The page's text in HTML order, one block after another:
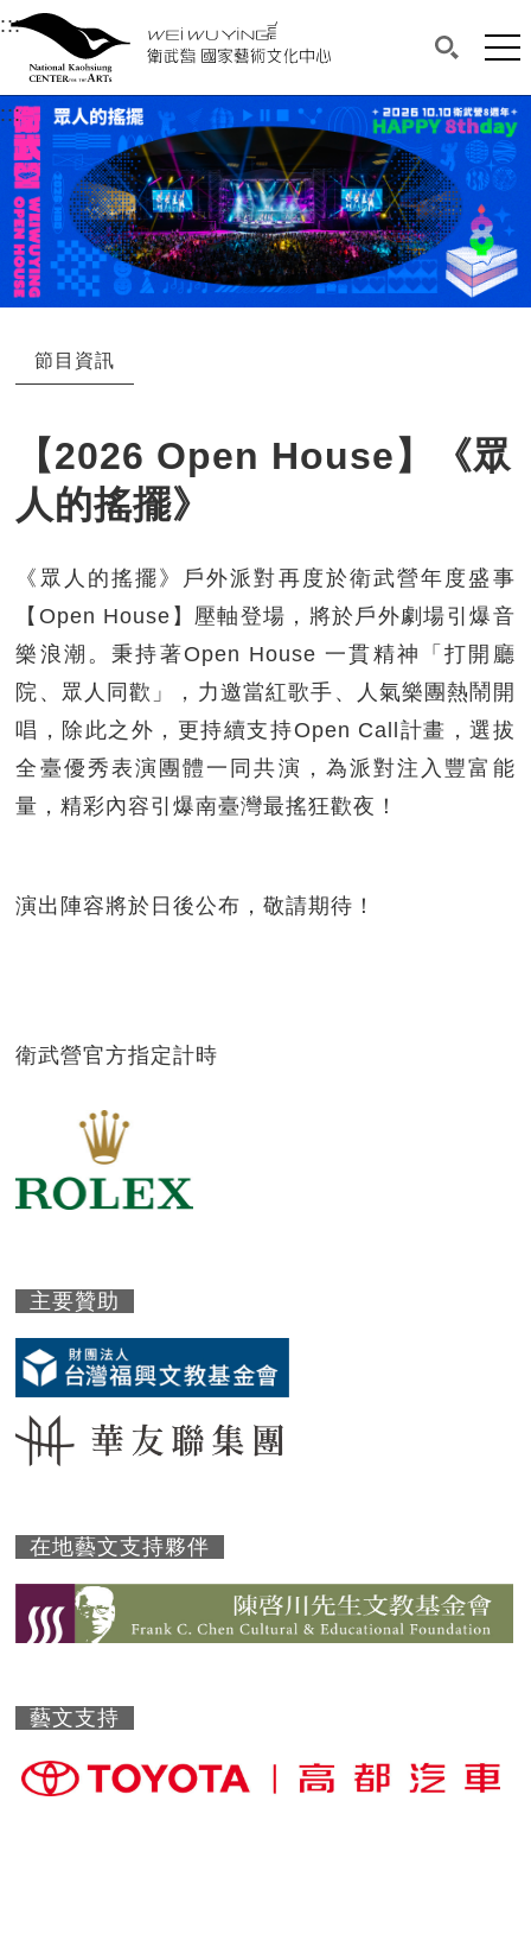
衛武營國家藝術文化中心
中央內容區塊，為本頁主要內容區。
:::選單連結區塊，此區塊列有本網站主要連結。
衛武營國家藝術文化中心
搜尋(開
網
:::中央內容區塊，為本頁主要內容區。
節目資訊
【2026 Open House】《眾
人的搖擺》
《眾人的搖擺》戶外派對再度於衛武營年度盛事
【Open House】壓軸登場，將於戶外劇場引爆音
樂浪潮。秉持著Open House 一貫精神「打開廳
院、眾人同歡」，力邀當紅歌手、人氣樂團熱鬧開
唱，除此之外，更持續支持Open Call計畫，選拔
全臺優秀表演團體一同共演，為派對注入豐富能
量，精彩內容引爆南臺灣最搖狂歡夜！
演出陣容將於日後公布，敬請期待！
衛武營官方指定計時
主要贊助
在地藝文支持夥伴
藝文支持